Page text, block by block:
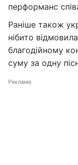
перформанс
Раніше також
нібито
благодійному
суму за одну
Реклама